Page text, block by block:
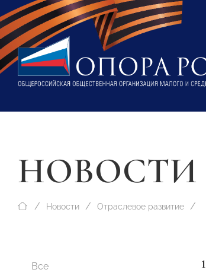
НОВОСТИ
Новости Отраслевое развитие
Все